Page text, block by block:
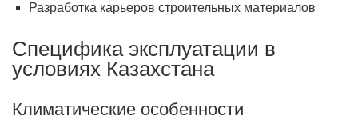
Разработка карьеров строительных материалов
Специфика эксплуатации в
условиях Казахстана
Климатические особенности